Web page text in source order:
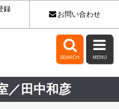
録
お問い合わせ

SEARCH

MENU
／田中和彦